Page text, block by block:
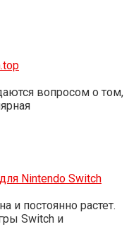
вопросом о том,
Nintendo Switch
и постоянно растет.
Switch и